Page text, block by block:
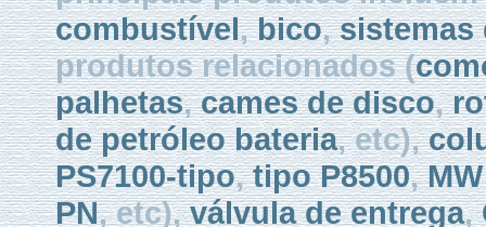
combustível,bico,sistemas
produtos relacionados (
palhetas,cames de disco,
de petróleo bateria, etc),
PS7100-tipo,tipo P8500,
PN, etc),válvula de entrega,